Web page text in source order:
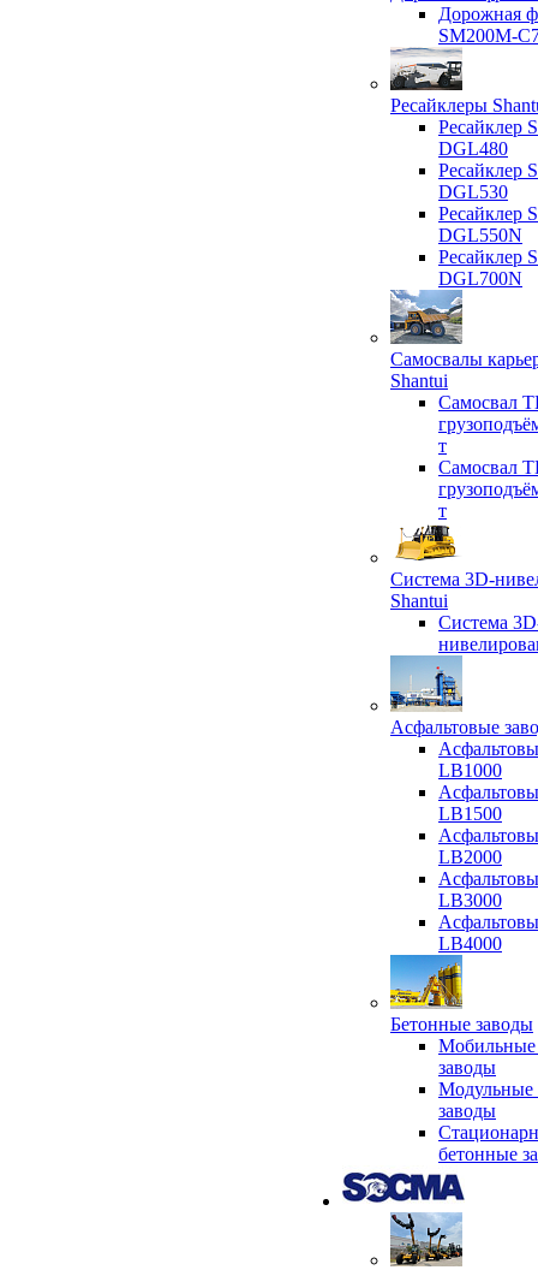
Дорожная
SM200M-
Ресайклеры
Ресайклер
DGL480
Ресайклер
DGL530
Ресайклер
DGL550N
Ресайклер
DGL700N
Самосвалы
Shantui
Самосвал
т
Самосвал
т
Система 3D-
Shantui
Система
Асфальтовые
LB1000
LB1500
LB2000
LB3000
LB4000
Бетонные заводы
Мобильные
заводы
Модульные
заводы
бетонные